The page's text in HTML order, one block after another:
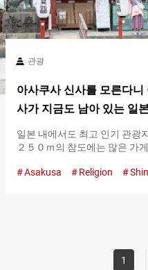
관광
아사쿠사 신사를 모른다
사가 지금도 남아 있는 일
일본 내에서도 최고 인기 관광
２５０ｍ의 참도에는 많은 가
있습니다. ３５０년 전의 역사
마지막에 다시 한 번 절하는
다. １６４９년, 에도 막부의
Asakusa Religion
1